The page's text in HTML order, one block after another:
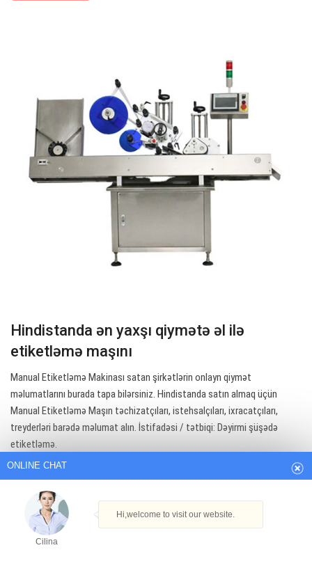
Hindistanda ən yaxşı qiymətə əl ilə
etiketləmə maşını
Manual Etiketləmə Makinası satan şirkətlərin onlayn qiymət
məlumatlarını burada tapa bilərsiniz. Hindistanda satın almaq üçün
Manual Etiketləmə Maşın təchizatçıları, istehsalçıları, ixracatçıları,
treyderləri barədə məlumat alın. İstifadəsi / tətbiqi: Dəyirmi şüşədə
etiketləmə.
ONLINE CHAT
Cilina